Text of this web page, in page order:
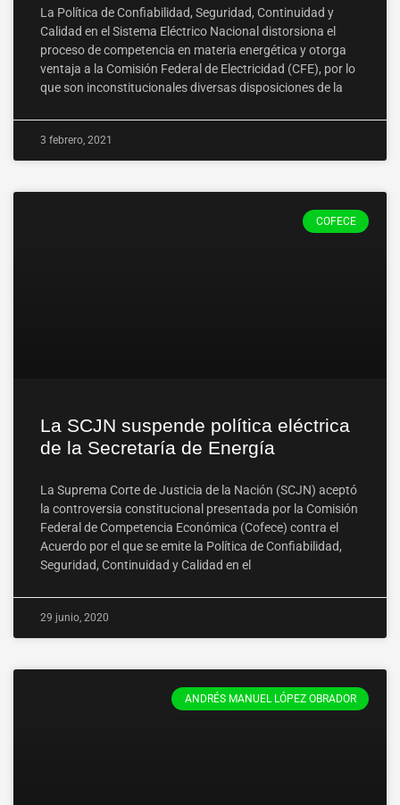
La Política de Confiabilidad, Seguridad, Continuidad y
Calidad en el Sistema Eléctrico Nacional distorsiona el
proceso de competencia en materia energética y otorga
ventaja a la Comisión Federal de Electricidad (CFE), por lo
que son inconstitucionales diversas disposiciones de la
3 febrero, 2021
COFECE
La SCJN suspende política eléctrica
de la Secretaría de Energía
La Suprema Corte de Justicia de la Nación (SCJN) aceptó
la controversia constitucional presentada por la Comisión
Federal de Competencia Económica (Cofece) contra el
Acuerdo por el que se emite la Política de Confiabilidad,
Seguridad, Continuidad y Calidad en el
29 junio, 2020
ANDRÉS MANUEL LÓPEZ OBRADOR